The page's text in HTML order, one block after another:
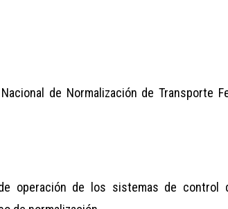
de Normalización de Transporte
de operación de los sistemas de